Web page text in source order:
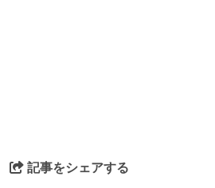
記事をシェアする